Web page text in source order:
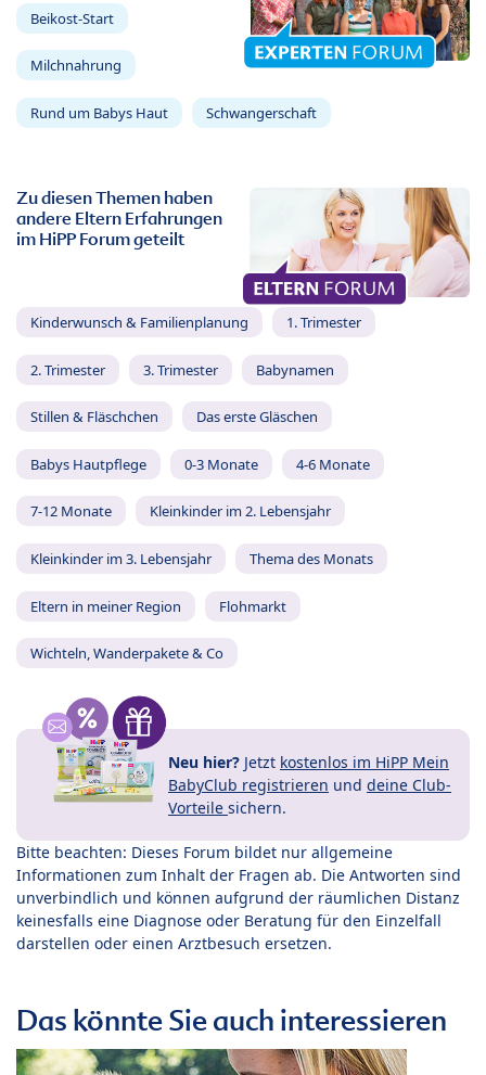
Beikost-Start
Milchnahrung
Rund um Babys Haut Schwangerschaft
Zu diesen Themen haben
andere Eltern Erfahrungen
im HiPP Forum geteilt
Kinderwunsch & Familienplanung 1. Trimester
2. Trimester 3. Trimester Babynamen
Stillen & Fläschchen Das erste Gläschen
Babys Hautpflege 0-3 Monate 4-6 Monate
7-12 Monate Kleinkinder im 2. Lebensjahr
Kleinkinder im 3. Lebensjahr Thema des Monats
Eltern in meiner Region Flohmarkt
Wichteln, Wanderpakete & Co
Neu hier? Jetzt kostenlos im HiPP Mein
BabyClub registrieren und deine Club-
Vorteile sichern.
Bitte beachten: Dieses Forum bildet nur allgemeine
Informationen zum Inhalt der Fragen ab. Die Antworten sind
unverbindlich und können aufgrund der räumlichen Distanz
keinesfalls eine Diagnose oder Beratung für den Einzelfall
darstellen oder einen Arztbesuch ersetzen.
Das könnte Sie auch interessieren